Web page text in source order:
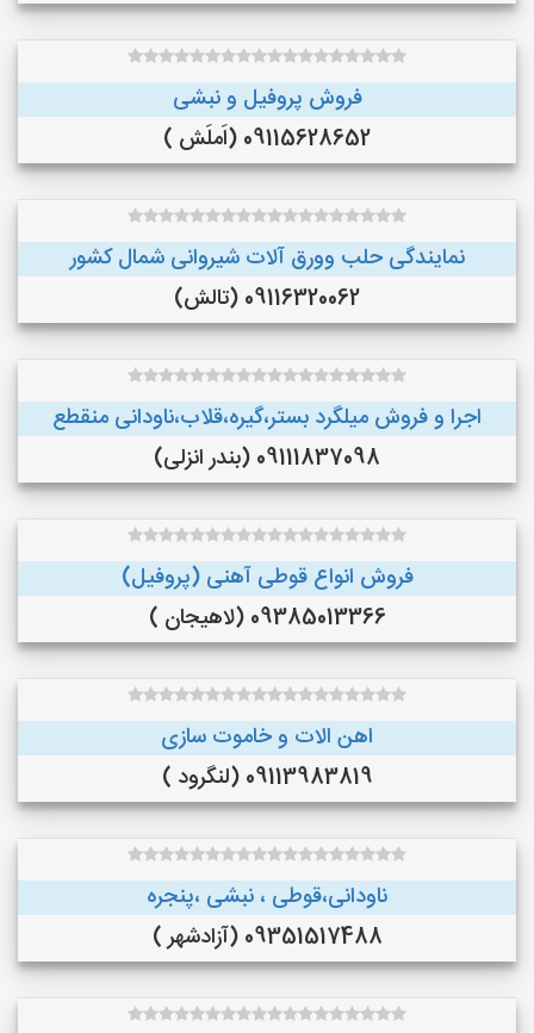
فروش پروفیل و نبشی
09115628652 (اَملَش )
نمایندگی حلب وورق آلات شیروانی شمال کشور
09116320062 (تالش)
اجرا و فروش میلگرد بستر،گیره،قلاب،ناودانی منقطع
09111837098 (بندر انزلی)
فروش انواع قوطی آهنی (پروفیل)
09385013366 (لاهیجان )
اهن الات و خاموت سازی
09113983819 (لنگرود )
ناودانی،قوطی ، نبشی ،پنجره
09351517488 (آزادشهر )